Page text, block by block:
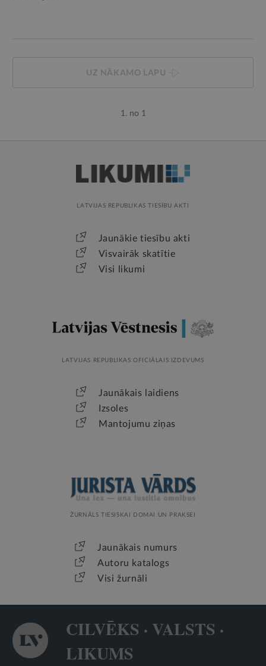
UZ NĀKAMO LAPU
1. no 1
LATVIJAS REPUBLIKAS TIESĪBU AKTI
Jaunākie tiesību akti
Visvairāk skatītie
Visi likumi
LATVIJAS REPUBLIKAS OFICIĀLAIS IZDEVUMS
Jaunākais laidiens
Izsoles
Mantojumu ziņas
ŽURNĀLS TIESISKAI DOMAI UN PRAKSEI
Jaunākais numurs
Autoru katalogs
Visi žurnāli
CILVĒKS · VALSTS ·
LIKUMS